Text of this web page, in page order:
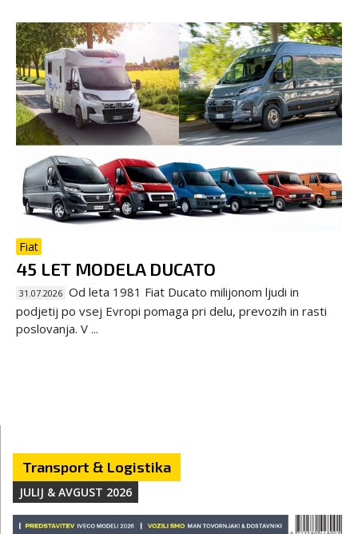
Fiat
45 LET MODELA DUCATO
31.07.2026 Od leta 1981 Fiat Ducato milijonom ljudi in
podjetij po vsej Evropi pomaga pri delu, prevozih in rasti
poslovanja. V ...
Transport & Logistika
JULIJ & AVGUST 2026